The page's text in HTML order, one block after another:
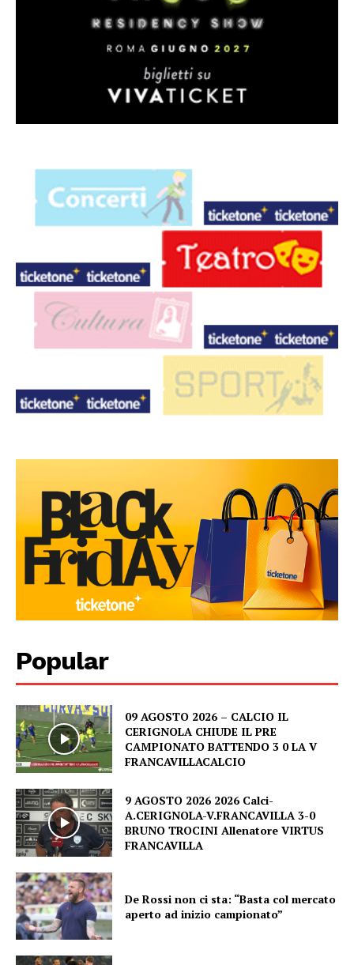
Popular
09 AGOSTO 2026 – CALCIO IL
CERIGNOLA CHIUDE IL PRE
CAMPIONATO BATTENDO 3 0 LA V
FRANCAVILLACALCIO
9 AGOSTO 2026 2026 Calci-
A.CERIGNOLA-V.FRANCAVILLA 3-0
BRUNO TROCINI Allenatore VIRTUS
FRANCAVILLA
De Rossi non ci sta: “Basta col mercato
aperto ad inizio campionato”